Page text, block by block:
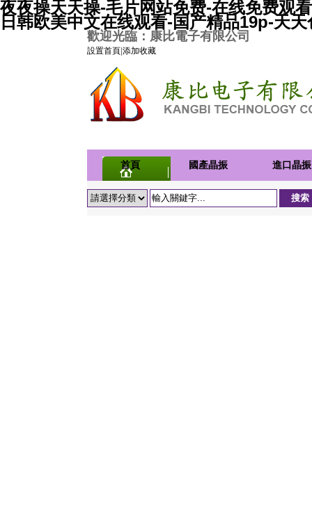
夜夜操天天操-毛片网站免费-在线免费观
日韩欧美中文在线观看-国产精品19p-天
歡迎光臨：康比電子有限公司
設置首頁 添加收藏
首頁 國產晶振 進口晶振
聯系康比 聯系康比